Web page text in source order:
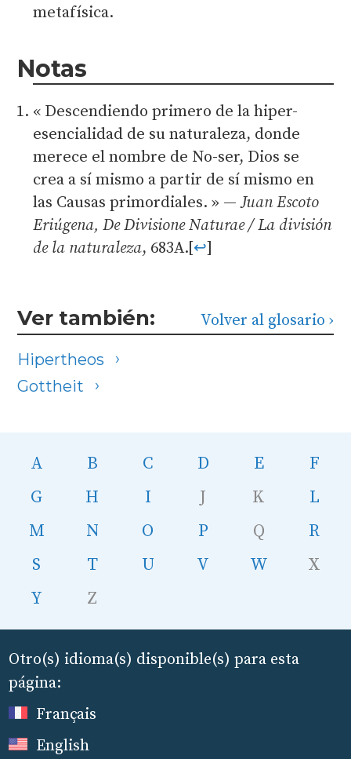
metafísica.
Notas
« Descendiendo primero de la hiper-
esencialidad de su naturaleza, donde
merece el nombre de No-ser, Dios se
crea a sí mismo a partir de sí mismo en
las Causas primordiales. » —Juan Escoto
Eriúgena, De Divisione Naturae / La división
de la naturaleza, 683A.[↩]
Ver también: Volver al glosario
Hipertheos
Gottheit
A B C D E
F
G
H I J K
L
M
N O P Q
R
S
T U V W
X
Y
Z
Otro(s) idioma(s) disponible(s) para esta
página:
Français
English